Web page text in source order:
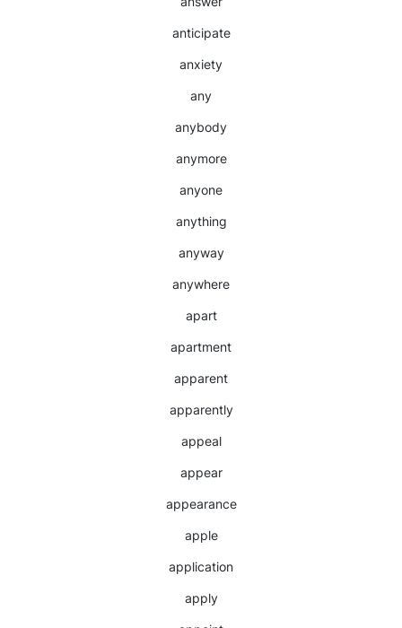
anticipate
anxiety
any
anybody
anymore
anyone
anything
anyway
anywhere
apart
apartment
apparent
apparently
appeal
appear
appearance
apple
application
apply